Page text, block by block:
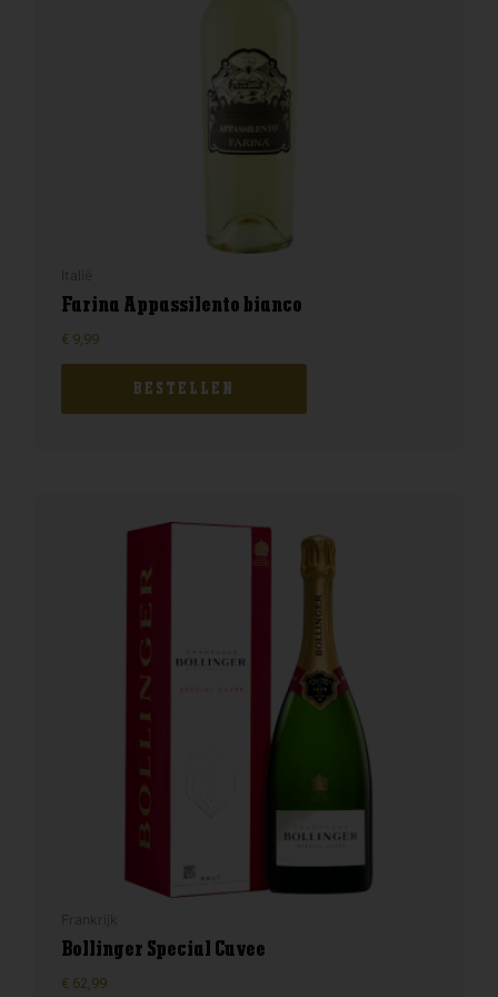
Farina Appassilento bianco
€ 9,99
BESTELLEN
Bollinger Special Cuvee
€ 62,99